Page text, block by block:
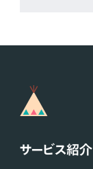
サービス紹介